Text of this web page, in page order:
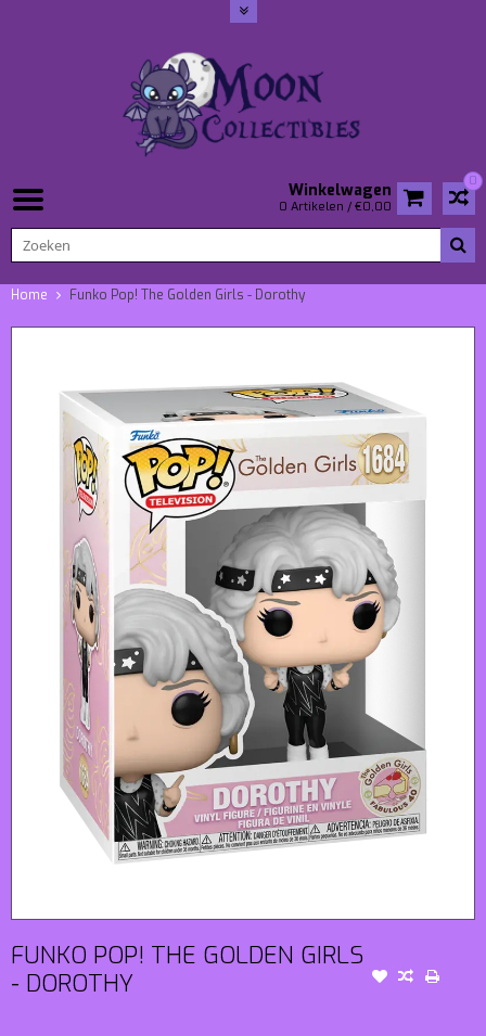
0
Winkelwagen
0 Artikelen / €0,00
Home Funko Pop! The Golden Girls - Dorothy
FUNKO POP! THE GOLDEN GIRLS
- DOROTHY